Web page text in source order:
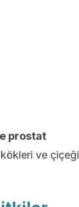
prostat
kökleri ve çiçeği